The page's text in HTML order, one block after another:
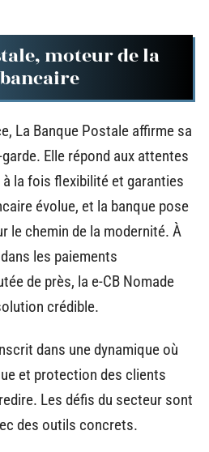
moteur de la
La Banque Postale affirme sa
Elle répond aux attentes
à la fois flexibilité et garanties
évolue, et la banque pose
le chemin de la modernité. À
les paiements
de près, la e-CB Nomade
crédible.
dans une dynamique où
et protection des clients
Les défis du secteur sont
des outils concrets.